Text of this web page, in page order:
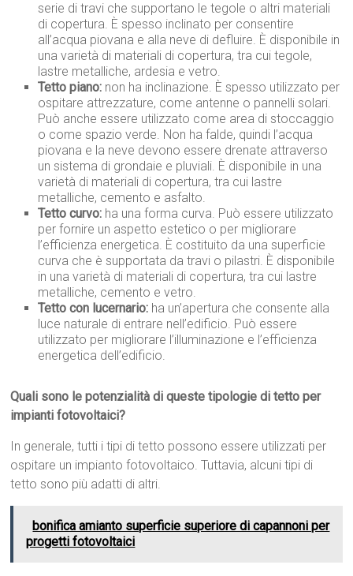
serie di travi che supportano le tegole o altri materiali
di copertura. È spesso inclinato per consentire
all’acqua piovana e alla neve di defluire. È disponibile in
una varietà di materiali di copertura, tra cui tegole,
lastre metalliche, ardesia e vetro.
Tetto piano: non ha inclinazione. È spesso utilizzato per
ospitare attrezzature, come antenne o pannelli solari.
Può anche essere utilizzato come area di stoccaggio
o come spazio verde. Non ha falde, quindi l’acqua
piovana e la neve devono essere drenate attraverso
un sistema di grondaie e pluviali. È disponibile in una
varietà di materiali di copertura, tra cui lastre
metalliche, cemento e asfalto.
Tetto curvo: ha una forma curva. Può essere utilizzato
per fornire un aspetto estetico o per migliorare
l’efficienza energetica. È costituito da una superficie
curva che è supportata da travi o pilastri. È disponibile
in una varietà di materiali di copertura, tra cui lastre
metalliche, cemento e vetro.
Tetto con lucernario: ha un’apertura che consente alla
luce naturale di entrare nell’edificio. Può essere
utilizzato per migliorare l’illuminazione e l’efficienza
energetica dell’edificio.
Quali sono le potenzialità di queste tipologie di tetto per
impianti fotovoltaici?
In generale, tutti i tipi di tetto possono essere utilizzati per
ospitare un impianto fotovoltaico. Tuttavia, alcuni tipi di
tetto sono più adatti di altri.
bonifica amianto superficie superiore di capannoni per
progetti fotovoltaici